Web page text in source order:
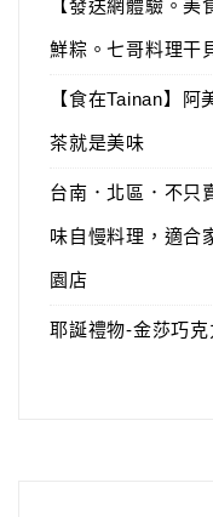
【發送網體驗。
鮮粽。七哥料理干
【食在Tainan】
茶就是美味
台南．北區．不只
味自慢料理，適合
園店
耶誕禮物-金莎巧克